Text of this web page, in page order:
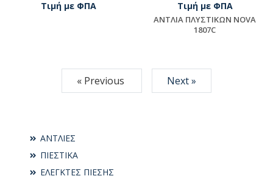
ΑΝΤΛΙΕΣ
ΠΙΕΣΤΙΚΑ
ΕΛΕΓΚΤΕΣ ΠΙΕΣΗΣ
Τιμή με ΦΠΑ Τιμή με ΦΠΑ
ANTΛIA ΠΛYΣTIKΩN NOVA
1807C
« Previous Next »